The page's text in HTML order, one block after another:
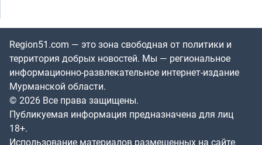
Region51.com — это зона свободная от политики и
территория добрых новостей. Мы — региональное
информационно-развлекательное интернет-издание
Мурманской области.
© 2026 Все права защищены.
Публикуемая информация предназначена для лиц
18+.
Использование материалов размещенных на сайте